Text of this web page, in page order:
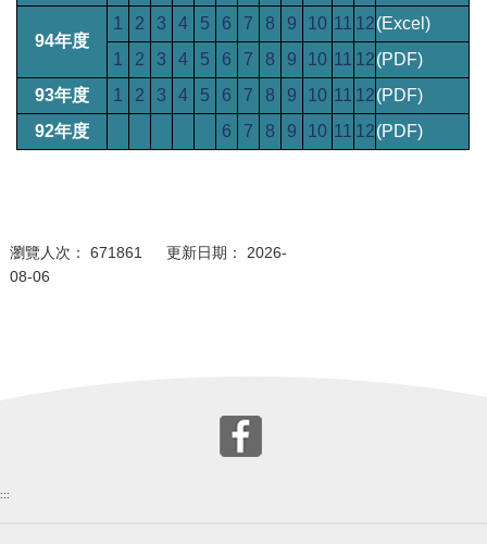
94年度
1 2 3 4 5 6 7 8 9 10 11 12(Excel)
1
2 3 4 5 6 7 8 9 10 11 12(PDF)
93年度
1 2 3 4 5 6 7 8 9 10 11 12(PDF)
92年度
6 7 8 9 10 11 12(PDF)
瀏覽人次： 671861 更新日期： 2026-
08-06
:::